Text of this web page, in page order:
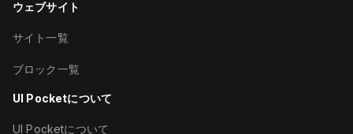
ウェブサイト
サイト一覧
ブロック一覧
UI Pocketについて
UI Pocketについて